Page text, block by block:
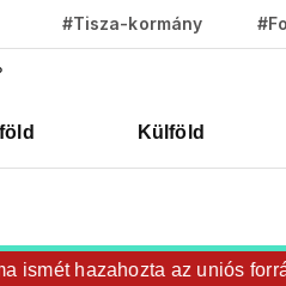
#Tisza-kormány
Külföld
hazahozta az uniós